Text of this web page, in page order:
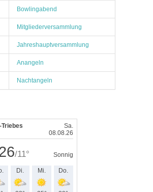
Bowlingabend
Mitgliederversammlung
Jahreshauptversammlung
Anangeln
Nachtangeln